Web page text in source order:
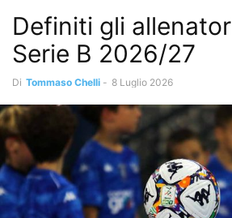
Definiti gli
Serie B 2026/27
Di Tommaso Chelli - 8 Luglio 2026